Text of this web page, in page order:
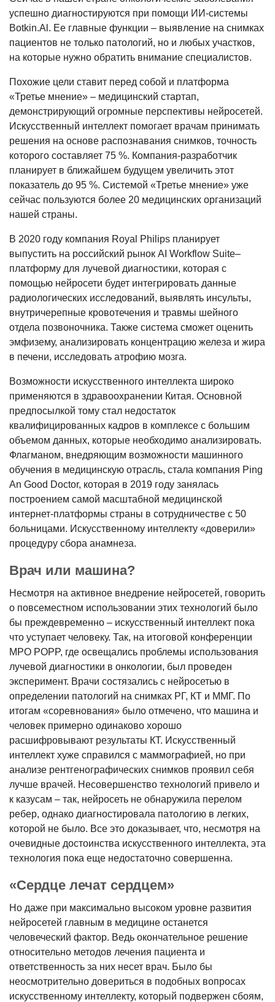
успешно диагностируются при помощи ИИ-системы
Botkin.Al. Ее главные функции – выявление на снимках
пациентов не только патологий, но и любых участков,
на которые нужно обратить внимание специалистов.
Похожие цели ставит перед собой и платформа
«Третье мнение» – медицинский стартап,
демонстрирующий огромные перспективы нейросетей.
Искусственный интеллект помогает врачам принимать
решения на основе распознавания снимков, точность
которого составляет 75 %. Компания-разработчик
планирует в ближайшем будущем увеличить этот
показатель до 95 %. Системой «Третье мнение» уже
сейчас пользуются более 20 медицинских организаций
нашей страны.
В 2020 году компания Royal Philips планирует
выпустить на российский рынок AI Workflow Suite–
платформу для лучевой диагностики, которая с
помощью нейросети будет интегрировать данные
радиологических исследований, выявлять инсульты,
внутричерепные кровотечения и травмы шейного
отдела позвоночника. Также система сможет оценить
эмфизему, анализировать концентрацию железа и жира
в печени, исследовать атрофию мозга.
Возможности искусственного интеллекта широко
применяются в здравоохранении Китая. Основной
предпосылкой тому стал недостаток
квалифицированных кадров в комплексе с большим
объемом данных, которые необходимо анализировать.
Флагманом, внедряющим возможности машинного
обучения в медицинскую отрасль, стала компания Ping
An Good Doctor, которая в 2019 году занялась
построением самой масштабной медицинской
интернет-платформы страны в сотрудничестве с 50
больницами. Искусственному интеллекту «доверили»
процедуру сбора анамнеза.
Врач или машина?
Несмотря на активное внедрение нейросетей, говорить
о повсеместном использовании этих технологий было
бы преждевременно – искусственный интеллект пока
что уступает человеку. Так, на итоговой конференции
MPO POPP, где освещались проблемы использования
лучевой диагностики в онкологии, был проведен
эксперимент. Врачи состязались с нейросетью в
определении патологий на снимках РГ, КТ и ММГ. По
итогам «соревнования» было отмечено, что машина и
человек примерно одинаково хорошо
расшифровывают результаты КТ. Искусственный
интеллект хуже справился с маммографией, но при
анализе рентгенографических снимков проявил себя
лучше врачей. Несовершенство технологий привело и
к казусам – так, нейросеть не обнаружила перелом
ребер, однако диагностировала патологию в легких,
которой не было. Все это доказывает, что, несмотря на
очевидные достоинства искусственного интеллекта, эта
технология пока еще недостаточно совершенна.
«Сердце лечат сердцем»
Но даже при максимально высоком уровне развития
нейросетей главным в медицине останется
человеческий фактор. Ведь окончательное решение
относительно методов лечения пациента и
ответственность за них несет врач. Было бы
неосмотрительно довериться в подобных вопросах
искусственному интеллекту, который подвержен сбоям,